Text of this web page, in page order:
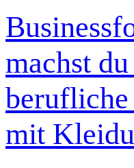
machst
mit